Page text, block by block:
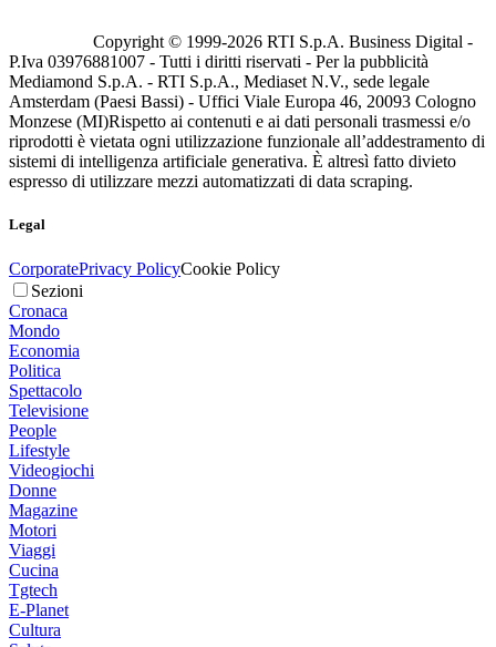
Copyright © 1999-2026 RTI S.p.A. Business Digital -
P.Iva 03976881007 - Tutti i diritti riservati - Per la pubblicità
Mediamond S.p.A. - RTI S.p.A., Mediaset N.V., sede legale
Amsterdam (Paesi Bassi) - Uffici Viale Europa 46, 20093 Cologno
Monzese (MI)Rispetto ai contenuti e ai dati personali trasmessi e/o
riprodotti è vietata ogni utilizzazione funzionale all’addestramento di
sistemi di intelligenza artificiale generativa. È altresì fatto divieto
espresso di utilizzare mezzi automatizzati di data scraping.
Legal
CorporatePrivacy PolicyCookie Policy
Sezioni
Cronaca
Mondo
Economia
Politica
Spettacolo
Televisione
People
Lifestyle
Videogiochi
Donne
Magazine
Motori
Viaggi
Cucina
Tgtech
E-Planet
Cultura